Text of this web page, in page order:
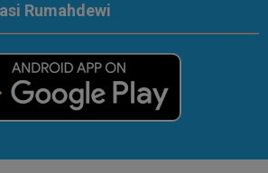
Rumahdewi